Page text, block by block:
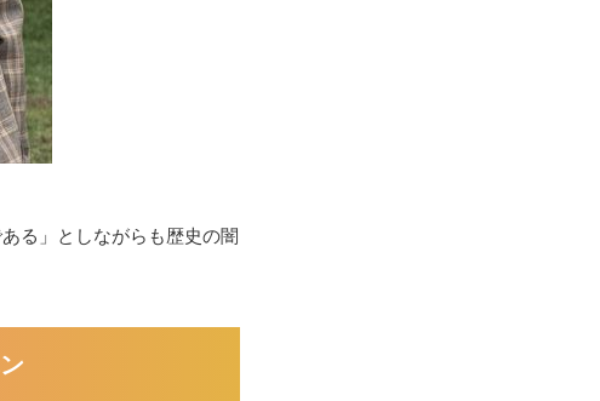
る」としながらも歴史の闇